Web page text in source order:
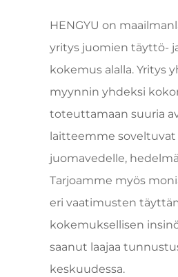
HENGYU on
yritys juomien täyttö-
kokemus alalla. Yritys
myynnin yhdeksi
toteuttamaan suuria
laitteemme
juomavedelle,
Tarjoamme myös
eri vaatimusten
kokemuksellisen
saanut laajaa
keskuudessa.